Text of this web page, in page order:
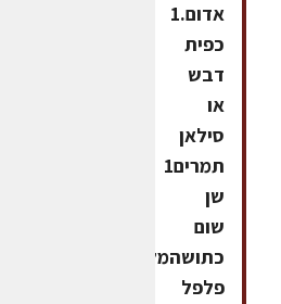
אדום.1
כפית
דבש
או
סילאן
תמרים1
שן
שום
כתושהמלח,
פלפל